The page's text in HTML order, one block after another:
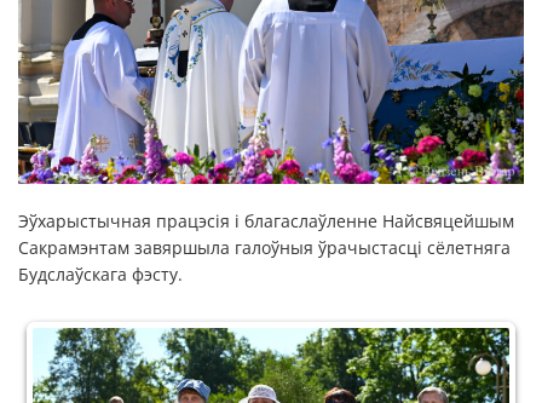
Эўхарыстычная працэсія і благаслаўленне Найсвяцейшым
Сакрамэнтам завяршыла галоўныя ўрачыстасці сёлетняга
Будслаўскага фэсту.